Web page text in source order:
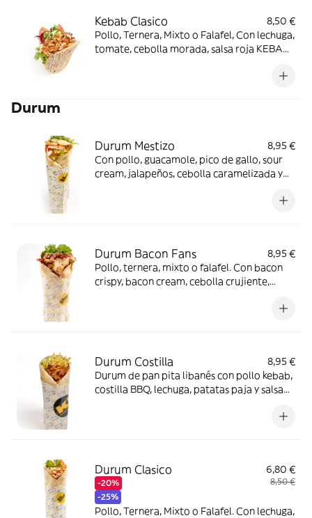
Kebab Clasico
8,50 €
Pollo, Ternera, Mixto o Falafel, Con lechuga,
tomate, cebolla morada, salsa roja KEBAH!
Durum
Durum Mestizo
8,95 €
Con pollo, guacamole, pico de gallo, sour
cream, jalapeños, cebolla caramelizada y
Durum Bacon Fans
8,95 €
Pollo, ternera, mixto o falafel. Con bacon
crispy, bacon cream, cebolla crujiente,
Durum Costilla
8,95 €
Durum de pan pita libanés con pollo kebab,
costilla BBQ, lechuga, patatas paja y salsa
Durum Clasico
-20%
-25%
6,80 €
8,50 €
Pollo, Ternera, Mixto o Falafel. Con lechuga,